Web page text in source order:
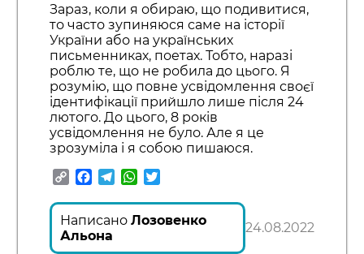
Зараз, коли я обираю, що подивитися,
то часто зупиняюся саме на історії
України або на українських
письменниках, поетах. Тобто, наразі
роблю те, що не робила до цього. Я
розумію, що повне усвідомлення своєї
ідентифікації прийшло лише після 24
лютого. До цього, 8 років
усвідомлення не було. Але я це
зрозуміла і я собою пишаюся.
CopyFacebook
TelegramWhatsApp
Написано Лозовенко
Альона
24.08.2022